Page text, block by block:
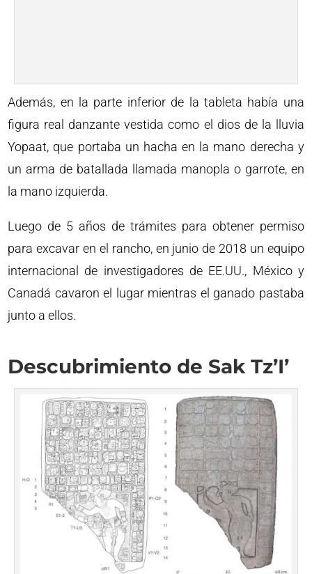
Además, en la parte inferior de la tableta había una
figura real danzante vestida como el dios de la lluvia
Yopaat, que portaba un hacha en la mano derecha y
un arma de batallada llamada manopla o garrote, en
la mano izquierda.
Luego de 5 años de trámites para obtener permiso
para excavar en el rancho, en junio de 2018 un equipo
internacional de investigadores de EE.UU., México y
Canadá cavaron el lugar mientras el ganado pastaba
junto a ellos.
Descubrimiento de Sak Tz’I’